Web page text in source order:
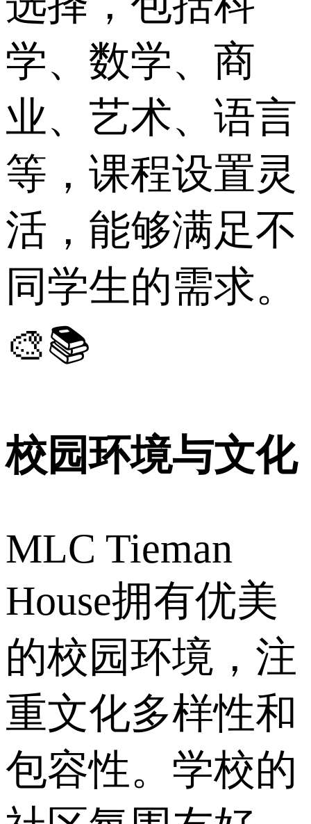
学、数学、商
业、艺术、语言
等，课程设置灵
活，能够满足不
同学生的需求。
🎨📚
校园环境与文化
MLC Tieman
House拥有优美
的校园环境，注
重文化多样性和
包容性。学校的